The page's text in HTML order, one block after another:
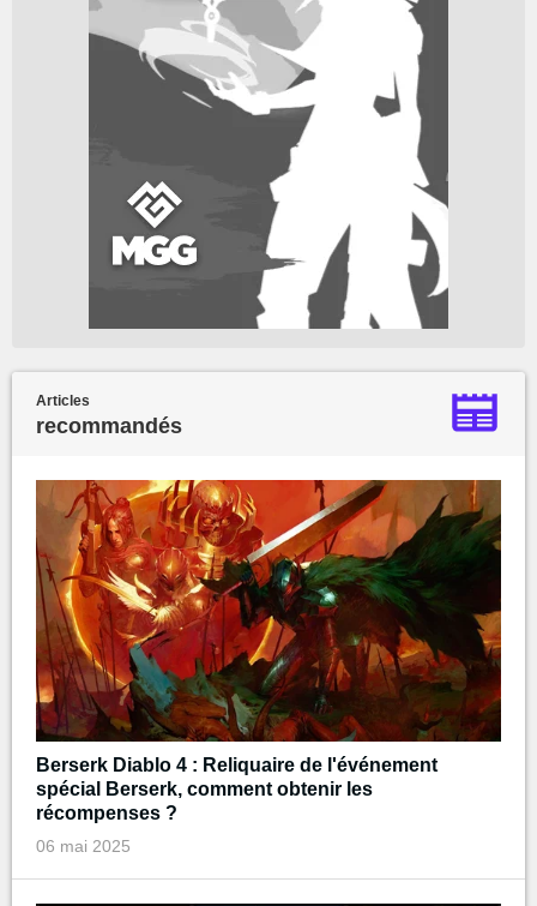
Articles
recommandés
Berserk Diablo 4 : Reliquaire de l'événement
spécial Berserk, comment obtenir les
récompenses ?
06 mai 2025